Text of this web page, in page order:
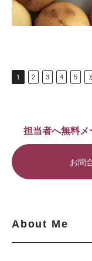
1 2 3 4 5
担当者へ無料メ
お問
About Me